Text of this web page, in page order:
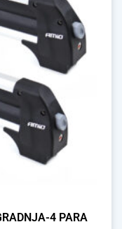
4 PARA